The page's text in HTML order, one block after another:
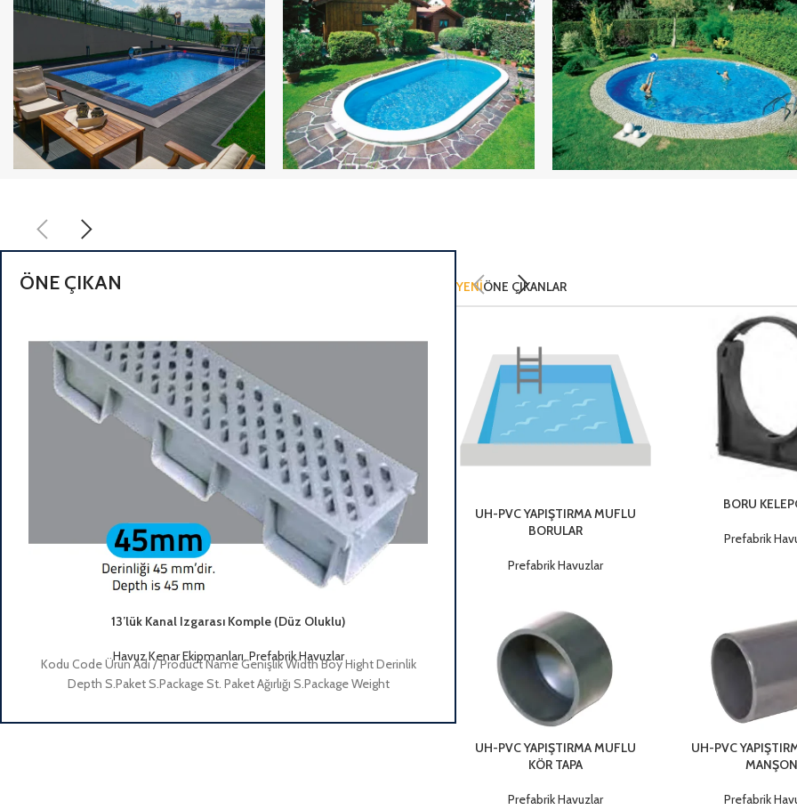
CO
PANEL
HAVUZ
ÖNE ÇIKAN
13’lük Kanal Izgarası Komple (Düz Oluklu)
Havuz Kenar Ekipmanları,Prefabrik Havuzlar
Kodu Code Ürün Adı / Product Name Genişlik Width Boy Hight Derinlik
Depth S.Paket S.Package St. Paket Ağırlığı S.Package Weight
Havuz Kenar Ekipmanları Prefabrik Havuzlar
Kodu Code Ürün Adı / Product Name Genişlik Width Boy Hight
Depth S.Paket S.Package St. Paket Ağırlığı S.Package
YENİÖNE ÇIKANLAR
UH-PVC YAPIŞTIRMA MUFLU
BORULAR
Prefabrik Havuzlar
BORU
Prefabrik
UH-PVC YAPIŞTIRMA MUFLU
KÖR TAPA
Prefabrik Havuzlar
UH-PVC
MANŞON
Prefabrik